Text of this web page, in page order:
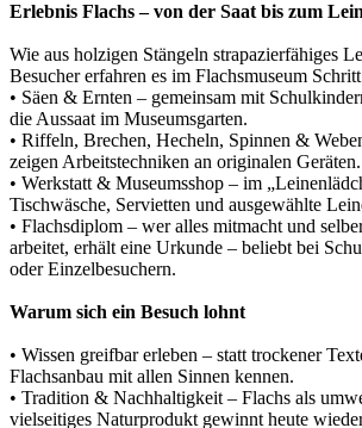
Erlebnis Flachs – von der Saat bis zum
Wie aus holzigen Stängeln strapazierfähiges
Besucher erfahren es im Flachsmuseum
• Säen & Ernten – gemeinsam mit
die Aussaat im Museumsgarten.
• Riffeln, Brechen, Hecheln, Spinnen &
zeigen Arbeitstechniken an originalen Geräten.
• Werkstatt & Museumsshop – im
Tischwäsche, Servietten und ausgewählte
• Flachsdiplom – wer alles mitmacht und
arbeitet, erhält eine Urkunde – beliebt bei
oder Einzelbesuchern.
Warum sich ein Besuch lohnt
• Wissen greifbar erleben – statt trockener
Flachsanbau mit allen Sinnen kennen.
• Tradition & Nachhaltigkeit – Flachs als
vielseitiges Naturprodukt gewinnt heute